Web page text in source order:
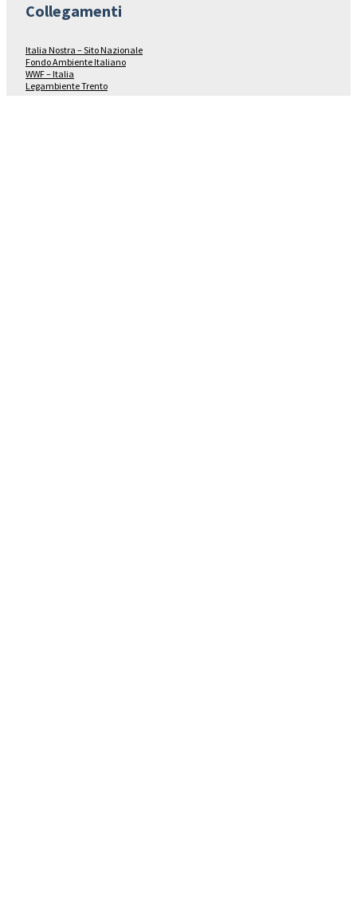
Collegamenti
Italia Nostra – Sito Nazionale
Fondo Ambiente Italiano
WWF – Italia
Legambiente Trento